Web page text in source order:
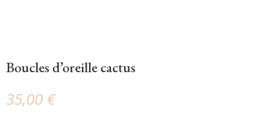
Boucles d’oreille cactus
35,00 €